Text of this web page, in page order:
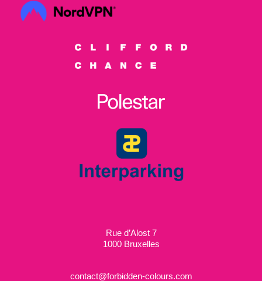
Rue d’Alost 7
1000 Bruxelles
contact@forbidden-colours.com